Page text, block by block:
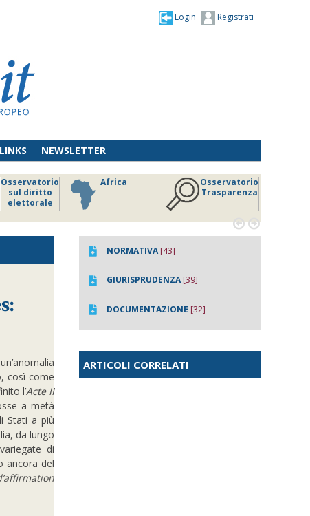
Registrati
Login
LINKS NEWSLETTER
Osservatorio
sul diritto
elettorale
Africa
Osservatorio
Trasparenza
 
così come
l’Acte II
a metà
Stati a più
da lungo
di
ancora del
NORMATIVA[43]
GIURISPRUDENZA[39]
DOCUMENTAZIONE [32]
ARTICOLI CORRELATI